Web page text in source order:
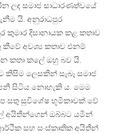
ලද සමාජ සාධාරණත්වයේ
යි. අනුරාධපුර
කුමාර දිසානායක කළ කතාව
අවශ්‍ය කතාව එනම්
කතා කලේ ඔහු බව යි.
ලෙසකින් සැබෑ සමාජ
සිටිය නොහැකි ය. මෙම
සතු සුවිශේෂ භූමිකාවක් වේ
අයිතීන්ගෙන් ඔබ්බට යමින්
සහ සංස්කෘතික අයිතීන්